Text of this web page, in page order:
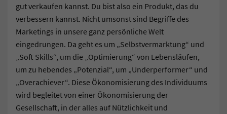
gut verkaufen kannst. Du bist also ein Produkt, das du
verbessern kannst. Nicht umsonst sind Begriffe des
Marketings in unsere ganz persönliche Welt
eingedrungen. Da geht es um „Selbstvermarktung“ und
„Soft Skills“, um die „Optimierung“ von Lebensläufen,
um zu hebendes „Potenzial“, um „Underperformer“ und
„Overachiever“. Diese Ökonomisierung des Individuums
wird begleitet von einer Ökonomisierung der
Gesellschaft, in der alles auf Nützlichkeit und